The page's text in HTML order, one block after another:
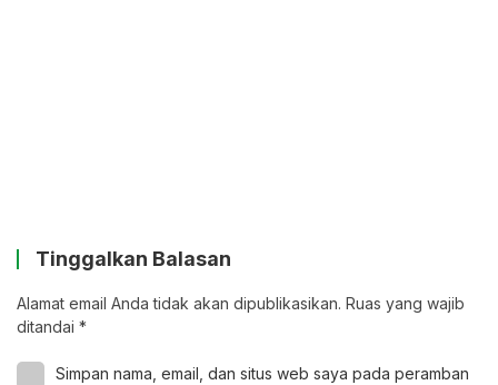
Tinggalkan Balasan
Alamat email Anda tidak akan dipublikasikan. Ruas yang wajib
ditandai *
Simpan nama, email, dan situs web saya pada peramban